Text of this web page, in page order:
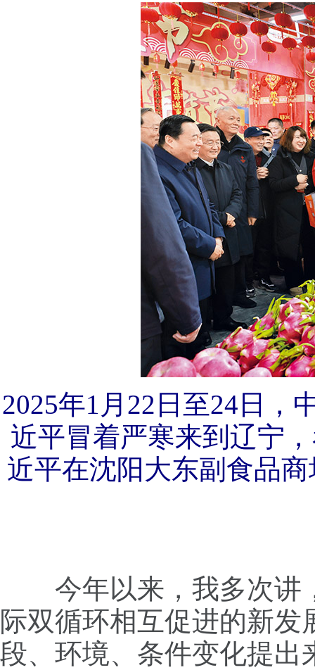
2025年1月22日至24日，
近平冒着严寒来到辽宁
近平在沈阳大东副食品
今年以来，我多次讲
际双循环相互促进的新
段、环境、条件变化提出